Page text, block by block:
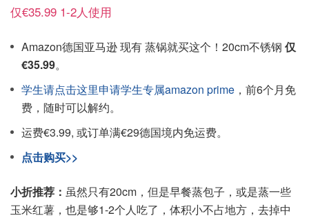
仅€35.99 1-2人使用
Amazon德国亚马逊 现有 蒸锅就买这个！20cm不锈钢 仅
€35.99。
学生请点击这里申请学生专属amazon prime ，前6个月免
费，随时可以解约。
运费€3.99, 或订单满€29德国境内免运费。
点击购买>>
小折推荐： 虽然只有20cm，但是早餐蒸包子，或是蒸一些
玉米红薯，也是够1-2个人吃了，体积小不占地方，去掉中